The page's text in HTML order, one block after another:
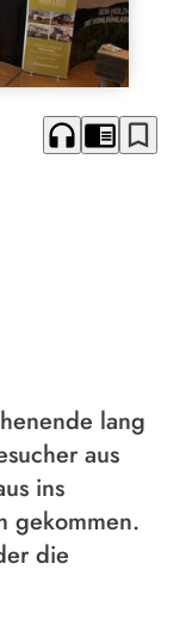
headphones chrome_reader_mode bookmark_border
lang
aus
ins
gekommen.
die